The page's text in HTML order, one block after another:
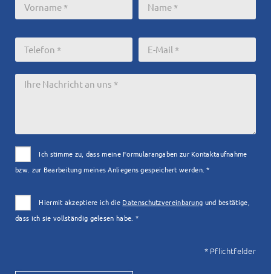
Ich stimme zu, dass meine Formularangaben zur Kontaktaufnahme
bzw. zur Bearbeitung meines Anliegens gespeichert werden. *
Hiermit akzeptiere ich die Datenschutzvereinbarung und bestätige,
dass ich sie vollständig gelesen habe. *
* Pflichtfelder